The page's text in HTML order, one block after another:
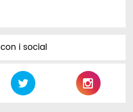
con i social